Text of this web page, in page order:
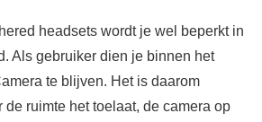
headsets wordt je wel beperkt in
Als gebruiker dien je binnen het
te blijven. Het is daarom
ruimte het toelaat, de camera op